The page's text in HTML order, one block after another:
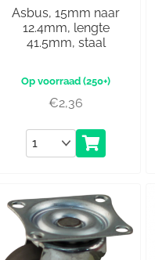
Asbus, 15mm naar
12.4mm, lengte
41.5mm, staal
(250+)
€2,36
Aantal